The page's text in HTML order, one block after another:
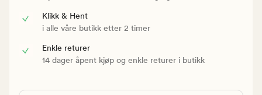
Klikk & Hent
i alle våre butikk etter 2 timer
Enkle returer
14 dager åpent kjøp og enkle returer i butikk